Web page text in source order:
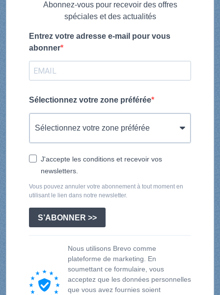
Abonnez-vous pour recevoir des offres
spéciales et des actualités
Entrez votre adresse e-mail pour vous
abonner
Sélectionnez votre zone préférée
J'accepte les conditions et recevoir vos
newsletters.
Vous pouvez annuler votre abonnement à tout moment en
utilisant le lien dans notre newsletter.
S’ABONNER >>
Nous utilisons Brevo comme
plateforme de marketing. En
soumettant ce formulaire, vous
acceptez que les données personnelles
que vous avez fournies soient